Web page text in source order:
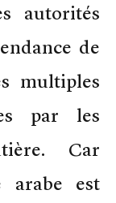
autorités
de
multiples
par les
Car
arabe est